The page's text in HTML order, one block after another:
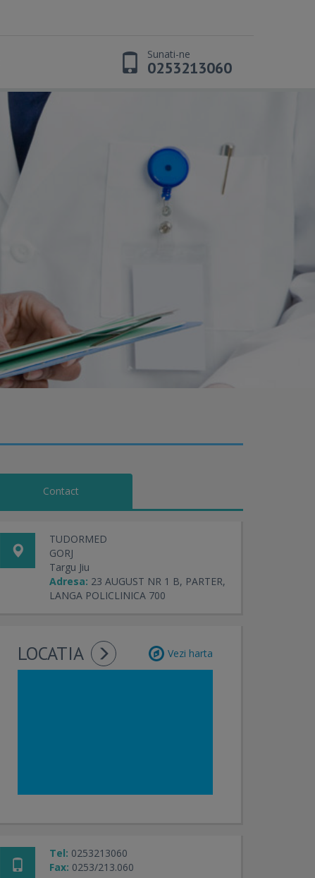
Sunati-ne
0253213060
Contact
TUDORMED
GORJ
Targu Jiu
Adresa: 23 AUGUST NR 1 B, PARTER,
LANGA POLICLINICA 700
LOCATIA Vezi harta
Tel: 0253213060
Fax: 0253/213.060